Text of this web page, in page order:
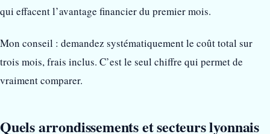
qui effacent l’avantage financier du premier mois.
Mon conseil : demandez systématiquement le coût total sur
trois mois, frais inclus. C’est le seul chiffre qui permet de
vraiment comparer.
Quels arrondissements et secteurs lyonnais